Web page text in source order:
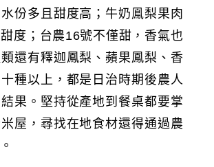
份多且甜度高；牛奶鳯梨果肉
度；台農16號不僅甜，香氣也
還有釋迦鳳梨、蘋果鳳梨、香
種以上，都是日治時期後農人
果。堅持從產地到餐桌都要掌
屋，尋找在地食材還得通過農